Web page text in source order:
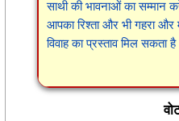
साथी की भावनाओं का सम्मान
आपका रिश्ता और भी गहरा और
विवाह का प्रस्ताव मिल सकता